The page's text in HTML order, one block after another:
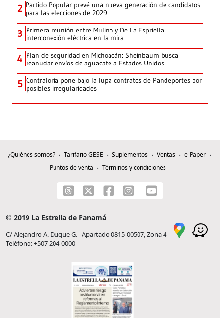
2 Partido Popular prevé una nueva generación de candidatos
para las elecciones de 2029
3 Primera reunión entre Mulino y De La Espriella:
interconexión eléctrica en la mira
4 Plan de seguridad en Michoacán: Sheinbaum busca
reanudar envíos de aguacate a Estados Unidos
5 Contraloría pone bajo la lupa contratos de Pandeportes por
posibles irregularidades
¿Quiénes somos? Tarifario GESE Suplementos Ventas
e-Paper
Puntos de venta
Términos y condiciones
© 2019 La Estrella de Panamá
C/ Alejandro A. Duque G. - Apartado 0815-00507, Zona 4
Teléfono: +507 204-0000